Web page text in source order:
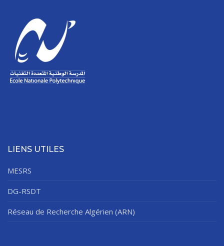
LIENS UTILES
MESRS
DG-RSDT
Réseau de Recherche Algérien (ARN)